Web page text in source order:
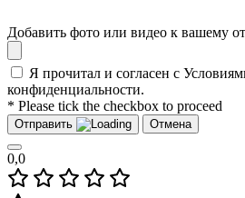
Добавить фото или видео к вашему
Я прочитал и согласен с
конфиденциальности.
* Please tick the checkbox to proceed
Отправить Отмена
0,0